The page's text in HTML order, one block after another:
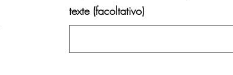
texte (facoltativo)